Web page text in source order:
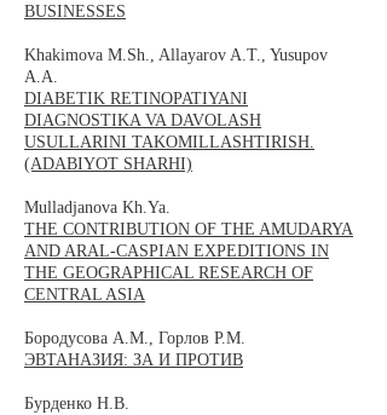
BUSINESSES
Khakimova M.Sh., Allayarov A.T., Yusupov
A.A.
DIABETIK RETINOPATIYANI
DIAGNOSTIKA VA DAVOLASH
USULLARINI TAKOMILLASHTIRISH.
(ADABIYOT SHARHI)
Mulladjanova Kh.Ya.
THE CONTRIBUTION OF THE AMUDARYA
AND ARAL-CASPIAN EXPEDITIONS IN
THE GEOGRAPHICAL RESEARCH OF
CENTRAL ASIA
Бородусова А.М., Горлов Р.М.
ЭВТАНАЗИЯ: ЗА И ПРОТИВ
Бурденко Н.В.